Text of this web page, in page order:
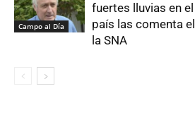
Campo al Día
fuertes lluvias en
país las comenta
la SNA